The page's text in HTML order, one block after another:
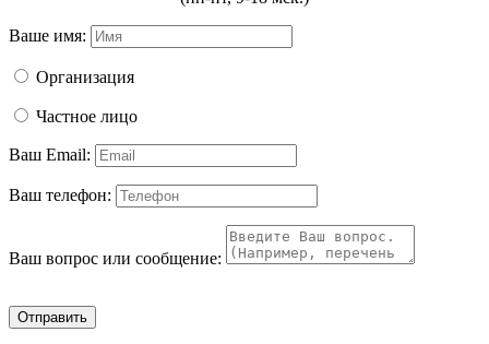
Ваше имя:
Организация
Частное лицо
Ваш Email:
Ваш телефон:
Ваш вопрос или сообщение:
Отправить